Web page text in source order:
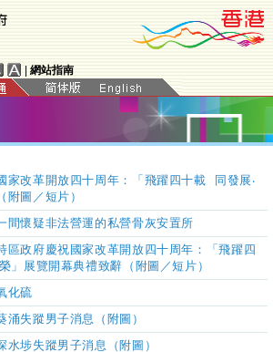
網站指南
家改革開放四十周年：「飛躍四十載 同發展‧
附圖／短片）
間懷疑非法營運的私營骨灰安置所
區政府慶祝國家改革開放四十周年：「飛躍四
」展覽開幕典禮致辭（附圖／短片）
化硫
涌失蹤男子消息（附圖）
水埗失蹤男子消息（附圖）